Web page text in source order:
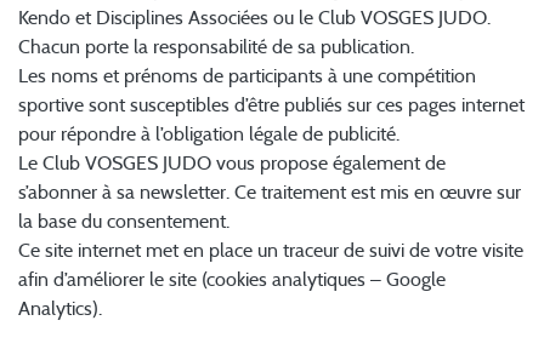
Kendo et Disciplines Associées ou le Club VOSGES JUDO.
Chacun porte la responsabilité de sa publication.
Les noms et prénoms de participants à une compétition
sportive sont susceptibles d’être publiés sur ces pages internet
pour répondre à l’obligation légale de publicité.
Le Club VOSGES JUDO vous propose également de
s’abonner à sa newsletter. Ce traitement est mis en œuvre sur
la base du consentement.
Ce site internet met en place un traceur de suivi de votre visite
afin d’améliorer le site (cookies analytiques – Google
Analytics).